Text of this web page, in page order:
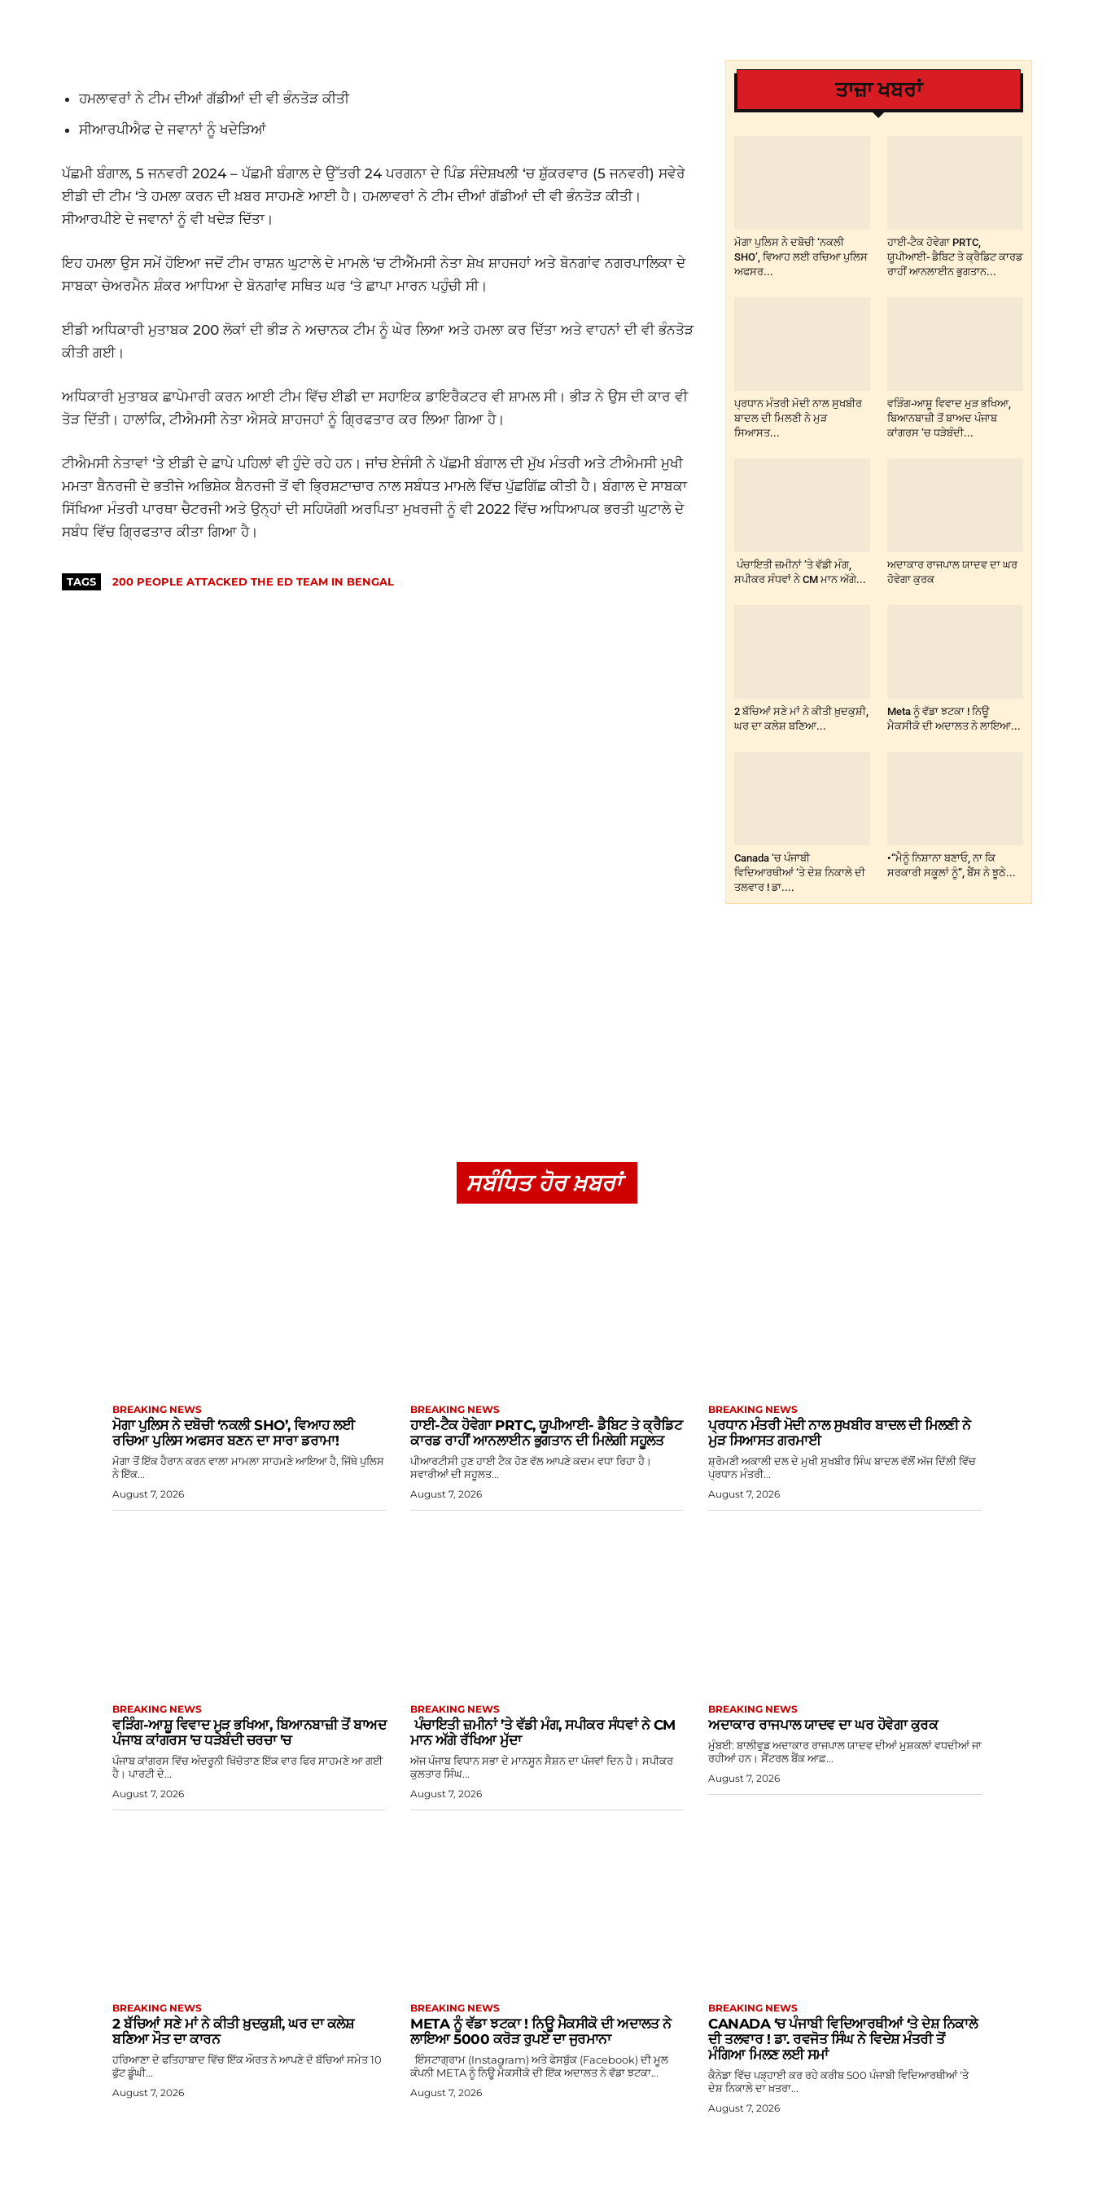
ਹਮਲਾਵਰਾਂ ਨੇ ਟੀਮ ਦੀਆਂ ਗੱਡੀਆਂ ਦੀ ਵੀ ਭੰਨਤੋੜ ਕੀਤੀ
ਸੀਆਰਪੀਐਫ ਦੇ ਜਵਾਨਾਂ ਨੂੰ ਖਦੇੜਿਆਂ
ਪੱਛਮੀ ਬੰਗਾਲ, 5 ਜਨਵਰੀ 2024 – ਪੱਛਮੀ ਬੰਗਾਲ ਦੇ ਉੱਤਰੀ 24 ਪਰਗਨਾ ਦੇ ਪਿੰਡ ਸੰਦੇਸ਼ਖਲੀ ‘ਚ ਸ਼ੁੱਕਰਵਾਰ (5 ਜਨਵਰੀ) ਸਵੇਰੇ
ਈਡੀ ਦੀ ਟੀਮ ‘ਤੇ ਹਮਲਾ ਕਰਨ ਦੀ ਖ਼ਬਰ ਸਾਹਮਣੇ ਆਈ ਹੈ। ਹਮਲਾਵਰਾਂ ਨੇ ਟੀਮ ਦੀਆਂ ਗੱਡੀਆਂ ਦੀ ਵੀ ਭੰਨਤੋੜ ਕੀਤੀ।
ਸੀਆਰਪੀਏ ਦੇ ਜਵਾਨਾਂ ਨੂੰ ਵੀ ਖਦੇੜ ਦਿੱਤਾ।
ਇਹ ਹਮਲਾ ਉਸ ਸਮੇਂ ਹੋਇਆ ਜਦੋਂ ਟੀਮ ਰਾਸ਼ਨ ਘੁਟਾਲੇ ਦੇ ਮਾਮਲੇ ‘ਚ ਟੀਐੱਮਸੀ ਨੇਤਾ ਸ਼ੇਖ ਸ਼ਾਹਜਹਾਂ ਅਤੇ ਬੋਨਗਾਂਵ ਨਗਰਪਾਲਿਕਾ ਦੇ
ਸਾਬਕਾ ਚੇਅਰਮੈਨ ਸ਼ੰਕਰ ਆਧਿਆ ਦੇ ਬੋਨਗਾਂਵ ਸਥਿਤ ਘਰ ‘ਤੇ ਛਾਪਾ ਮਾਰਨ ਪਹੁੰਚੀ ਸੀ।
ਈਡੀ ਅਧਿਕਾਰੀ ਮੁਤਾਬਕ 200 ਲੋਕਾਂ ਦੀ ਭੀੜ ਨੇ ਅਚਾਨਕ ਟੀਮ ਨੂੰ ਘੇਰ ਲਿਆ ਅਤੇ ਹਮਲਾ ਕਰ ਦਿੱਤਾ ਅਤੇ ਵਾਹਨਾਂ ਦੀ ਵੀ ਭੰਨਤੋੜ
ਕੀਤੀ ਗਈ।
ਅਧਿਕਾਰੀ ਮੁਤਾਬਕ ਛਾਪੇਮਾਰੀ ਕਰਨ ਆਈ ਟੀਮ ਵਿੱਚ ਈਡੀ ਦਾ ਸਹਾਇਕ ਡਾਇਰੈਕਟਰ ਵੀ ਸ਼ਾਮਲ ਸੀ। ਭੀੜ ਨੇ ਉਸ ਦੀ ਕਾਰ ਵੀ
ਤੋੜ ਦਿੱਤੀ। ਹਾਲਾਂਕਿ, ਟੀਐਮਸੀ ਨੇਤਾ ਐਸਕੇ ਸ਼ਾਹਜਹਾਂ ਨੂੰ ਗ੍ਰਿਫਤਾਰ ਕਰ ਲਿਆ ਗਿਆ ਹੈ।
ਟੀਐਮਸੀ ਨੇਤਾਵਾਂ ‘ਤੇ ਈਡੀ ਦੇ ਛਾਪੇ ਪਹਿਲਾਂ ਵੀ ਹੁੰਦੇ ਰਹੇ ਹਨ। ਜਾਂਚ ਏਜੰਸੀ ਨੇ ਪੱਛਮੀ ਬੰਗਾਲ ਦੀ ਮੁੱਖ ਮੰਤਰੀ ਅਤੇ ਟੀਐਮਸੀ ਮੁਖੀ
ਮਮਤਾ ਬੈਨਰਜੀ ਦੇ ਭਤੀਜੇ ਅਭਿਸ਼ੇਕ ਬੈਨਰਜੀ ਤੋਂ ਵੀ ਭ੍ਰਿਸ਼ਟਾਚਾਰ ਨਾਲ ਸਬੰਧਤ ਮਾਮਲੇ ਵਿੱਚ ਪੁੱਛਗਿੱਛ ਕੀਤੀ ਹੈ। ਬੰਗਾਲ ਦੇ ਸਾਬਕਾ
ਸਿੱਖਿਆ ਮੰਤਰੀ ਪਾਰਥਾ ਚੈਟਰਜੀ ਅਤੇ ਉਨ੍ਹਾਂ ਦੀ ਸਹਿਯੋਗੀ ਅਰਪਿਤਾ ਮੁਖਰਜੀ ਨੂੰ ਵੀ 2022 ਵਿੱਚ ਅਧਿਆਪਕ ਭਰਤੀ ਘੁਟਾਲੇ ਦੇ
ਸਬੰਧ ਵਿੱਚ ਗ੍ਰਿਫਤਾਰ ਕੀਤਾ ਗਿਆ ਹੈ।
TAGS 200 PEOPLE ATTACKED THE ED TEAM IN BENGAL
ਤਾਜ਼ਾ ਖਬਰਾਂ
ਮੋਗਾ ਪੁਲਿਸ ਨੇ ਦਬੋਚੀ ‘ਨਕਲੀ
SHO’, ਵਿਆਹ ਲਈ ਰਚਿਆ ਪੁਲਿਸ
ਅਫਸਰ...
ਹਾਈ-ਟੈਕ ਹੋਵੇਗਾ PRTC,
ਯੂਪੀਆਈ- ਡੈਬਿਟ ਤੇ ਕ੍ਰੈਡਿਟ ਕਾਰਡ
ਰਾਹੀਂ ਆਨਲਾਈਨ ਭੁਗਤਾਨ...
ਪ੍ਰਧਾਨ ਮੰਤਰੀ ਮੋਦੀ ਨਾਲ ਸੁਖਬੀਰ
ਬਾਦਲ ਦੀ ਮਿਲਣੀ ਨੇ ਮੁੜ
ਸਿਆਸਤ...
ਵੜਿੰਗ-ਆਸ਼ੂ ਵਿਵਾਦ ਮੁੜ ਭਖਿਆ,
ਬਿਆਨਬਾਜ਼ੀ ਤੋਂ ਬਾਅਦ ਪੰਜਾਬ
ਕਾਂਗਰਸ ’ਚ ਧੜੇਬੰਦੀ...
ਪੰਚਾਇਤੀ ਜ਼ਮੀਨਾਂ ’ਤੇ ਵੱਡੀ ਮੰਗ,
ਸਪੀਕਰ ਸੰਧਵਾਂ ਨੇ CM ਮਾਨ ਅੱਗੇ...
ਅਦਾਕਾਰ ਰਾਜਪਾਲ ਯਾਦਵ ਦਾ ਘਰ
ਹੋਵੇਗਾ ਕੁਰਕ
2 ਬੱਚਿਆਂ ਸਣੇ ਮਾਂ ਨੇ ਕੀਤੀ ਖ਼ੁਦਕੁਸ਼ੀ,
ਘਰ ਦਾ ਕਲੇਸ਼ ਬਣਿਆ...
Meta ਨੂੰ ਵੱਡਾ ਝਟਕਾ ! ਨਿਊ
ਮੈਕਸੀਕੋ ਦੀ ਅਦਾਲਤ ਨੇ ਲਾਇਆ...
Canada ‘ਚ ਪੰਜਾਬੀ
ਵਿਦਿਆਰਥੀਆਂ ‘ਤੇ ਦੇਸ਼ ਨਿਕਾਲੇ ਦੀ
ਤਲਵਾਰ ! ਡਾ....
•“ਮੈਨੂੰ ਨਿਸ਼ਾਨਾ ਬਣਾਓ, ਨਾ ਕਿ
ਸਰਕਾਰੀ ਸਕੂਲਾਂ ਨੂੰ”, ਬੈਂਸ ਨੇ ਝੂਠੇ...
ਸਬੰਧਿਤ ਹੋਰ ਖ਼ਬਰਾਂ
BREAKING NEWS
ਮੋਗਾ ਪੁਲਿਸ ਨੇ ਦਬੋਚੀ ‘ਨਕਲੀ SHO’, ਵਿਆਹ ਲਈ
ਰਚਿਆ ਪੁਲਿਸ ਅਫਸਰ ਬਣਨ ਦਾ ਸਾਰਾ ਡਰਾਮਾ!
ਮੋਗਾ ਤੋਂ ਇੱਕ ਹੈਰਾਨ ਕਰਨ ਵਾਲਾ ਮਾਮਲਾ ਸਾਹਮਣੇ ਆਇਆ ਹੈ, ਜਿੱਥੇ ਪੁਲਿਸ
ਨੇ ਇੱਕ...
August 7, 2026
BREAKING NEWS
ਹਾਈ-ਟੈਕ ਹੋਵੇਗਾ PRTC, ਯੂਪੀਆਈ- ਡੈਬਿਟ ਤੇ ਕ੍ਰੈਡਿਟ
ਕਾਰਡ ਰਾਹੀਂ ਆਨਲਾਈਨ ਭੁਗਤਾਨ ਦੀ ਮਿਲੇਗੀ ਸਹੂਲਤ
ਪੀਆਰਟੀਸੀ ਹੁਣ ਹਾਈ ਟੈਕ ਹੋਣ ਵੱਲ ਆਪਣੇ ਕਦਮ ਵਧਾ ਰਿਹਾ ਹੈ।
ਸਵਾਰੀਆਂ ਦੀ ਸਹੂਲਤ...
August 7, 2026
BREAKING NEWS
ਪ੍ਰਧਾਨ ਮੰਤਰੀ ਮੋਦੀ ਨਾਲ ਸੁਖਬੀਰ ਬਾਦਲ ਦੀ ਮਿਲਣੀ ਨੇ
ਮੁੜ ਸਿਆਸਤ ਗਰਮਾਈ
ਸ਼੍ਰੋਮਣੀ ਅਕਾਲੀ ਦਲ ਦੇ ਮੁਖੀ ਸੁਖਬੀਰ ਸਿੰਘ ਬਾਦਲ ਵੱਲੋਂ ਅੱਜ ਦਿੱਲੀ ਵਿੱਚ
ਪ੍ਰਧਾਨ ਮੰਤਰੀ...
August 7, 2026
BREAKING NEWS
ਵੜਿੰਗ-ਆਸ਼ੂ ਵਿਵਾਦ ਮੁੜ ਭਖਿਆ, ਬਿਆਨਬਾਜ਼ੀ ਤੋਂ ਬਾਅਦ
ਪੰਜਾਬ ਕਾਂਗਰਸ ’ਚ ਧੜੇਬੰਦੀ ਚਰਚਾ ’ਚ
ਪੰਜਾਬ ਕਾਂਗਰਸ ਵਿੱਚ ਅੰਦਰੂਨੀ ਖਿੱਚੋਤਾਣ ਇੱਕ ਵਾਰ ਫਿਰ ਸਾਹਮਣੇ ਆ ਗਈ
ਹੈ। ਪਾਰਟੀ ਦੇ...
August 7, 2026
BREAKING NEWS
ਪੰਚਾਇਤੀ ਜ਼ਮੀਨਾਂ ’ਤੇ ਵੱਡੀ ਮੰਗ, ਸਪੀਕਰ ਸੰਧਵਾਂ ਨੇ CM
ਮਾਨ ਅੱਗੇ ਰੱਖਿਆ ਮੁੱਦਾ
ਅੱਜ ਪੰਜਾਬ ਵਿਧਾਨ ਸਭਾ ਦੇ ਮਾਨਸੂਨ ਸੈਸ਼ਨ ਦਾ ਪੰਜਵਾਂ ਦਿਨ ਹੈ। ਸਪੀਕਰ
ਕੁਲਤਾਰ ਸਿੰਘ...
August 7, 2026
BREAKING NEWS
ਅਦਾਕਾਰ ਰਾਜਪਾਲ ਯਾਦਵ ਦਾ ਘਰ ਹੋਵੇਗਾ ਕੁਰਕ
ਮੁੰਬਈ: ਬਾਲੀਵੁਡ ਅਦਾਕਾਰ ਰਾਜਪਾਲ ਯਾਦਵ ਦੀਆਂ ਮੁਸ਼ਕਲਾਂ ਵਧਦੀਆਂ ਜਾ
ਰਹੀਆਂ ਹਨ। ਸੈਂਟਰਲ ਬੈਂਕ ਆਫ਼...
August 7, 2026
BREAKING NEWS
2 ਬੱਚਿਆਂ ਸਣੇ ਮਾਂ ਨੇ ਕੀਤੀ ਖ਼ੁਦਕੁਸ਼ੀ, ਘਰ ਦਾ ਕਲੇਸ਼
ਬਣਿਆ ਮੌਤ ਦਾ ਕਾਰਨ
ਹਰਿਆਣਾ ਦੇ ਫਤਿਹਾਬਾਦ ਵਿੱਚ ਇੱਕ ਔਰਤ ਨੇ ਆਪਣੇ ਦੋ ਬੱਚਿਆਂ ਸਮੇਤ 10
ਫੁੱਟ ਡੂੰਘੀ...
August 7, 2026
BREAKING NEWS
META ਨੂੰ ਵੱਡਾ ਝਟਕਾ ! ਨਿਊ ਮੈਕਸੀਕੋ ਦੀ ਅਦਾਲਤ ਨੇ
ਲਾਇਆ 5000 ਕਰੋੜ ਰੁਪਏ ਦਾ ਜੁਰਮਾਨਾ
ਇੰਸਟਾਗ੍ਰਾਮ (Instagram) ਅਤੇ ਫੇਸਬੁੱਕ (Facebook) ਦੀ ਮੂਲ
ਕੰਪਨੀ META ਨੂੰ ਨਿਊ ਮੈਕਸੀਕੋ ਦੀ ਇੱਕ ਅਦਾਲਤ ਨੇ ਵੱਡਾ ਝਟਕਾ...
August 7, 2026
BREAKING NEWS
CANADA ‘ਚ ਪੰਜਾਬੀ ਵਿਦਿਆਰਥੀਆਂ ‘ਤੇ ਦੇਸ਼ ਨਿਕਾਲੇ
ਦੀ ਤਲਵਾਰ ! ਡਾ. ਰਵਜੋਤ ਸਿੰਘ ਨੇ ਵਿਦੇਸ਼ ਮੰਤਰੀ ਤੋਂ
ਮੰਗਿਆ ਮਿਲਣ ਲਈ ਸਮਾਂ
ਕੈਨੇਡਾ ਵਿੱਚ ਪੜ੍ਹਾਈ ਕਰ ਰਹੇ ਕਰੀਬ 500 ਪੰਜਾਬੀ ਵਿਦਿਆਰਥੀਆਂ ‘ਤੇ
ਦੇਸ਼ ਨਿਕਾਲੇ ਦਾ ਖ਼ਤਰਾ...
August 7, 2026